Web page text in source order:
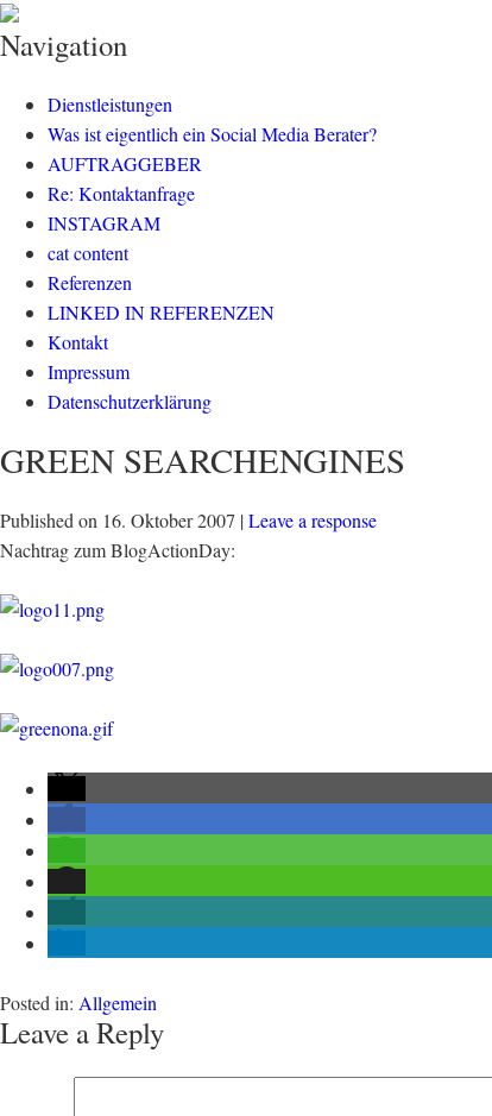
klisch.net
social media rockt
Navigation
Dienstleistungen
Was ist eigentlich ein Social Media Berater?
AUFTRAGGEBER
Re: Kontaktanfrage
INSTAGRAM
cat content
Referenzen
LINKED IN REFERENZEN
Kontakt
Impressum
Datenschutzerklärung
GREEN SEARCHENGINES
Published on 16. Oktober 2007 |Leave a response
Nachtrag zum BlogActionDay:
Posted in: Allgemein
Leave a Reply